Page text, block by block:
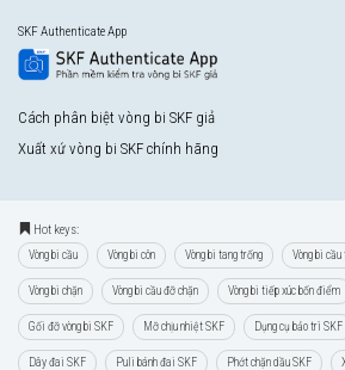
SKF Authenticate App
Cách phân biệt vòng bi SKF giả
Xuất xứ vòng bi SKF chính hãng
Hot keys:
Vòng bi cầu Vòng bi côn Vòng bi tang trống Vòng bi
Vòng bi chặn Vòng bi cầu đỡ chặn Vòng bi tiếp xúc bốn điểm
Gối đỡ vòng bi SKF Mỡ chịu nhiệt SKF Dụng cụ bảo trì SKF
Dây đai SKF Puli bánh đai SKF Phớt chặn dầu SKF